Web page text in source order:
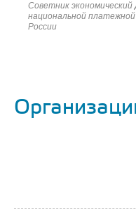
Cоветник
национальной
России